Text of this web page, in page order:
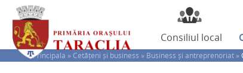
Consiliul local
Principala » Cetățeni și business » Business și antreprenoriat »